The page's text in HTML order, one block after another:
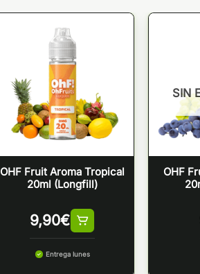
OHF Fruit Aroma Tropical
20ml (Longfill)
9,90€
Entrega lunes
SIN
OHF